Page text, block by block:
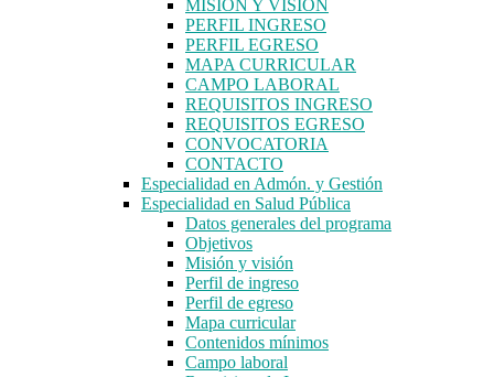
MISIÓN Y VISIÓN
PERFIL INGRESO
PERFIL EGRESO
MAPA CURRICULAR
CAMPO LABORAL
REQUISITOS INGRESO
REQUISITOS EGRESO
CONVOCATORIA
CONTACTO
Especialidad en Admón. y Gestión
Especialidad en Salud Pública
Datos generales del programa
Objetivos
Misión y visión
Perfil de ingreso
Perfil de egreso
Mapa curricular
Contenidos mínimos
Campo laboral